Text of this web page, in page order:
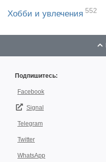
Хобби и увлечения 552
Подпишитесь:
Facebook
Signal
Telegram
Twitter
WhatsApp